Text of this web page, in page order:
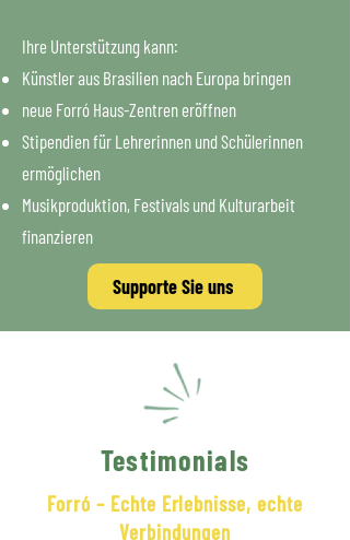
Ihre Unterstützung kann:
Künstler aus Brasilien nach Europa bringen
neue Forró Haus-Zentren eröffnen
Stipendien für Lehrerinnen und Schülerinnen
ermöglichen
Musikproduktion, Festivals und Kulturarbeit
finanzieren
Supporte Sie uns
Testimonials
Forró – Echte Erlebnisse, echte
Verbindungen